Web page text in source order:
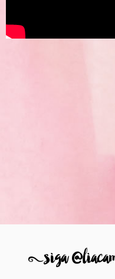
8siga